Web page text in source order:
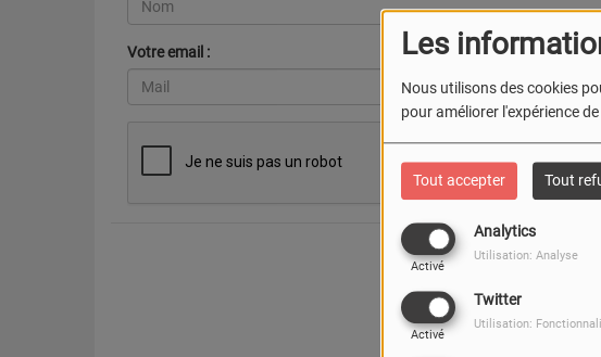
Les
Nous utilisons des cookies
pour améliorer l'expérience
Tout accepter Tout
Analytics
Activé
Utilisation: Analyse
Twitter
Activé
Utilisation:
Votre email :